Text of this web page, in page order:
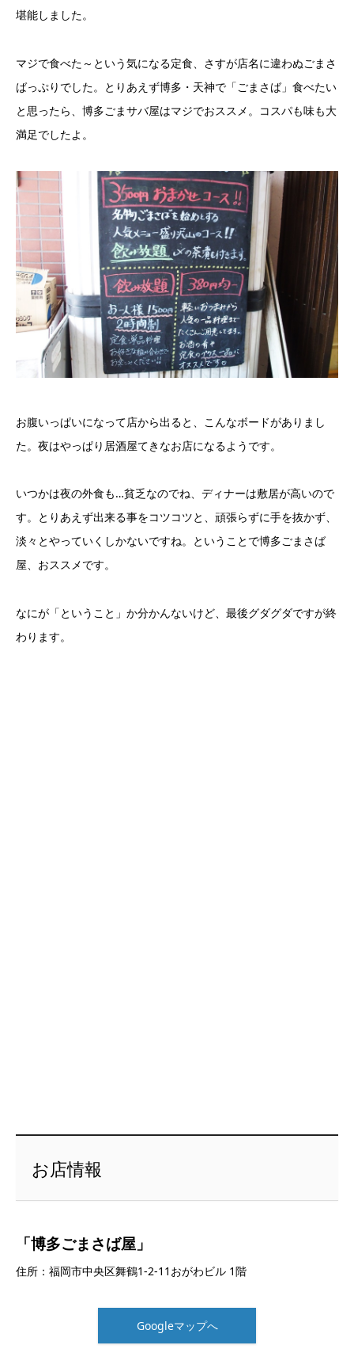
堪能しました。
マジで食べた～という気になる定食、さすが店名に違わぬごまさ
ばっぷりでした。とりあえず博多・天神で「ごまさば」食べたい
と思ったら、博多ごまサバ屋はマジでおススメ。コスパも味も大
満足でしたよ。
お腹いっぱいになって店から出ると、こんなボードがありまし
た。夜はやっぱり居酒屋てきなお店になるようです。
いつかは夜の外食も…貧乏なのでね、ディナーは敷居が高いので
す。とりあえず出来る事をコツコツと、頑張らずに手を抜かず、
淡々とやっていくしかないですね。ということで博多ごまさば
屋、おススメです。
なにが「ということ」か分かんないけど、最後グダグダですが終
わります。
お店情報
「博多ごまさば屋」
住所：福岡市中央区舞鶴1-2-11おがわビル 1階
Googleマップへ